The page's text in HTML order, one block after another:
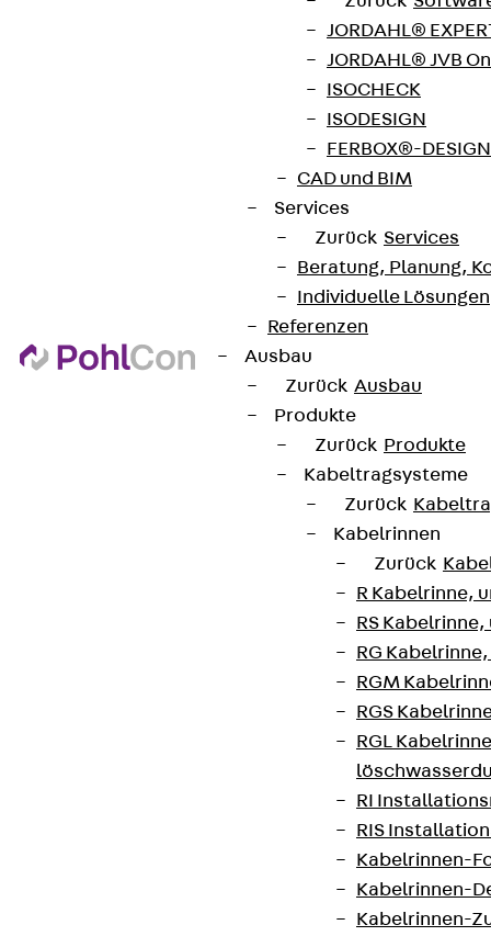
JORDAHL®
JORDAHL® JVB
ISOCHECK
ISODESIGN
FERBOX®-
CAD und BIM
Services
Zurück Services
Beratung, Planung,
Individuelle Lösungen
Referenzen
Ausbau
Zurück Ausbau
Produkte
Zurück Produkte
Kabeltragsysteme
Zurück
Kabelrinnen
Zurück
R Kabelrinne,
RS
RG
RGM
RGS
RGL
RI
RIS
Kabelrinnen-
Kabelrinnen-
Kabelrinnen-